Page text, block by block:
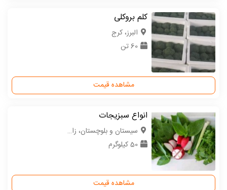
کلم بروکلی
البرز، کرج
60 تن
مشاهده قیمت
انواع سبزیجات
سیستان و بلوچستان، زاهدان
50 کیلوگرم
مشاهده قیمت